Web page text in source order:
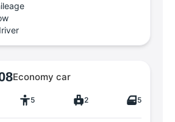
Economy car
5 2 5